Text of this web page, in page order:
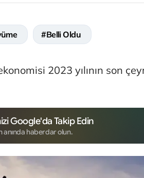
#Belli Oldu
2023 yılının son
Google'da Takip Edin
anında haberdar olun.